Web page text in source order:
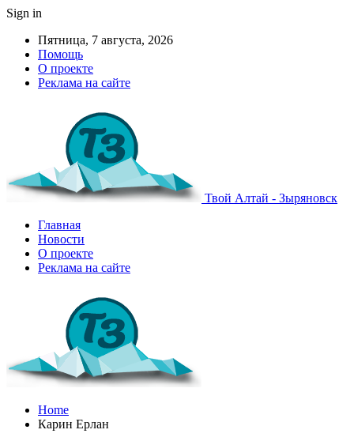
Sign in
Пятница, 7 августа, 2026
Помощь
О проекте
Реклама на сайте
Твой Алтай - Зыряновск
Главная
Новости
О проекте
Реклама на сайте
Home
Карин Ерлан